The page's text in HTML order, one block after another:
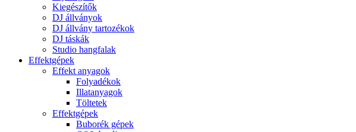
Kiegészítők
DJ állványok
DJ állvány tartozékok
DJ táskák
Studio hangfalak
Effektgépek
Effekt anyagok
Folyadékok
Illatanyagok
Töltetek
Effektgépek
Buborék gépek